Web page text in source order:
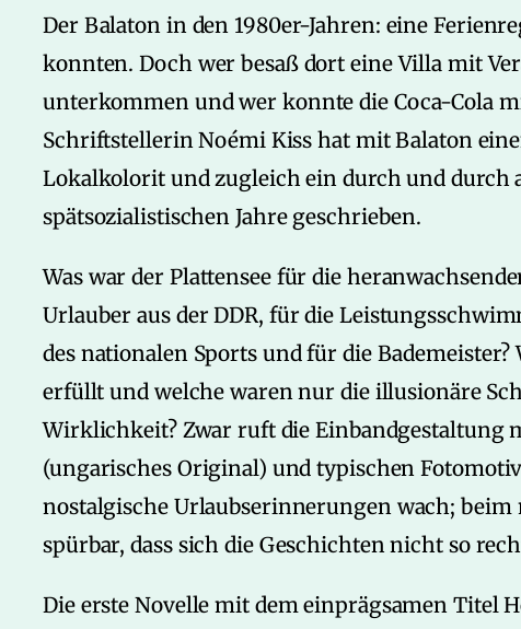
Der Balaton in den 1980er-Jahren: eine
konnten. Doch wer besaß dort eine Villa mit
unterkommen und wer konnte die Coca-Cola
Schriftstellerin Noémi Kiss hat mit Balaton
Lokalkolorit und zugleich ein durch und durch
spätsozialistischen Jahre geschrieben.
Was war der Plattensee für die
Urlauber aus der DDR, für die
des nationalen Sports und für die
erfüllt und welche waren nur die illusionäre
Wirklichkeit? Zwar ruft die Einbandgestaltung
(ungarisches Original) und typischen
nostalgische Urlaubserinnerungen wach;
spürbar, dass sich die Geschichten nicht so
Die erste Novelle mit dem einprägsamen Titel